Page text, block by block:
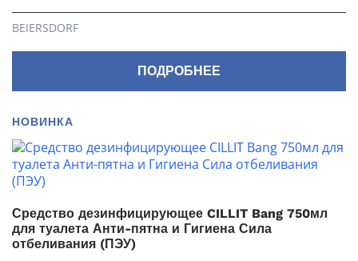
BEIERSDORF
ПОДРОБНЕЕ
НОВИНКА
Средство дезинфицирующее CILLIT Bang 750мл
для туалета Анти-пятна и Гигиена Сила
отбеливания (ПЭУ)